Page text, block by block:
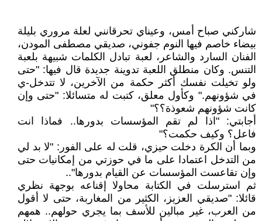
شاركني صباح أمس، وعيناي تحرقانني لعلة مروري بليلة
بيضاء خاصم فيها النوم جفوني، صديقي مصطفى المودن،
الفنان السارد والشاعر، لعبة تبادل الكلمات شبيهة بلعبة
التنس. وكان منطلق اللعبة تدوينة جديدة قال فيها: "حتى
ولو تخيلت نفسك أكثر حكمة من الآخرين، لا تتدخل-ي
في شؤونهم." وكأول معلق، كتبت له متسائلا: "حتى وإن
كانت شؤونهم شعوذة؟؟"
أجابتي: "اذا لم تقم المؤسسات بدورها.. فماذا انت
فاعل؟ وكيف حكمت؟"
وبما أن الكرة دخلت حيزي، قلت له على الفور: "لا بد لي
من التدخل اعتمادا على ما في حوزتي من إمكانيات حتى
وإن تقاعست المؤسسات عن القيام بدورها"..
ثم استرسلت في الكتابة محاولا إقناعه بوجهة نظري
قائلا: "صديقي العزيز، الكثير من المغاربة، حتى لا أقول
من العرب، غير مبالين للأسف بما يجري حولهم.. همهم